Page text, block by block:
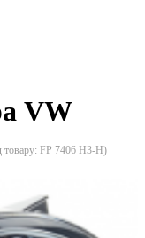
VW
товару: FP 7406 H3-H)